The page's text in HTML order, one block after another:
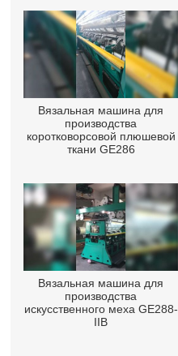
Вязальная машина для
производства
коротковорсовой плюшевой
ткани GE286
Вязальная машина для
производства
искусственного меха GE288-
IIB